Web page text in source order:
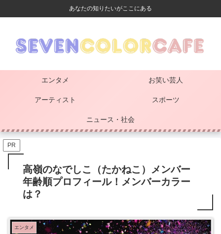
あなたの知りたいがここにある
エンタメ お笑い芸人
アーティスト スポーツ
ニュース・社会
PR
高嶺のなでしこ（たかねこ）メンバー
年齢順プロフィール！メンバーカラー
は？
エンタメ